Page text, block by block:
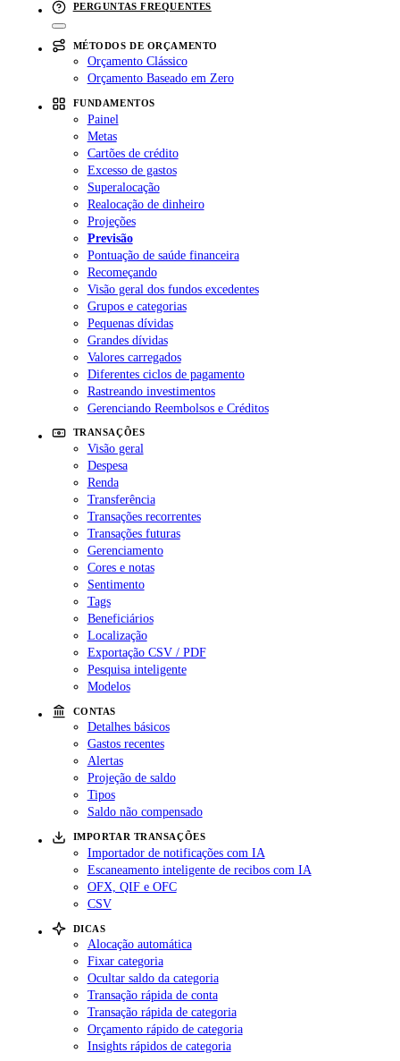
PERGUNTAS FREQUENTES
MÉTODOS DE ORÇAMENTO
Orçamento Clássico
Orçamento Baseado em Zero
FUNDAMENTOS
Painel
Metas
Cartões de crédito
Excesso de gastos
Superalocação
Realocação de dinheiro
Projeções
Previsão
Pontuação de saúde financeira
Recomeçando
Visão geral dos fundos excedentes
Grupos e categorias
Pequenas dívidas
Grandes dívidas
Valores carregados
Diferentes ciclos de pagamento
Rastreando investimentos
Gerenciando Reembolsos e Créditos
TRANSAÇÕES
Visão geral
Despesa
Renda
Transferência
Transações recorrentes
Transações futuras
Gerenciamento
Cores e notas
Sentimento
Tags
Beneficiários
Localização
Exportação CSV / PDF
Pesquisa inteligente
Modelos
CONTAS
Detalhes básicos
Gastos recentes
Alertas
Projeção de saldo
Tipos
Saldo não compensado
IMPORTAR TRANSAÇÕES
Importador de notificações com IA
Escaneamento inteligente de recibos com IA
OFX, QIF e OFC
CSV
DICAS
Alocação automática
Fixar categoria
Ocultar saldo da categoria
Transação rápida de conta
Transação rápida de categoria
Orçamento rápido de categoria
Insights rápidos de categoria